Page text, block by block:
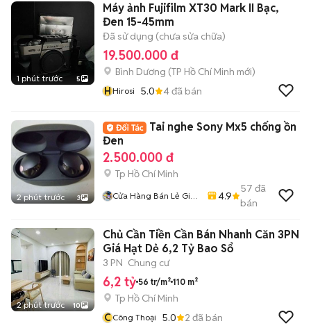
1 phút trước 5
Máy ảnh Fujifilm XT30 Mark II Bạc,
Đen 15-45mm
Đã sử dụng (chưa sửa chữa)
19.500.000 đ
Bình Dương (TP Hồ Chí Minh mới)
HHirosi 5.0 4đã bán
2 phút trước 3
Tai nghe Sony Mx5 chống ồn
Đen
2.500.000 đ
Tp Hồ Chí Minh
Cửa Hàng Bán Lẻ Giá
4.9
57 đã
bán
2 phút trước 10
Chủ Cần Tiền Cần Bán Nhanh Căn 3PN
Giá Hạt Dẻ 6,2 Tỷ Bao Sổ
3 PN Chung cư
6,2 tỷ 56 tr/m² 110 m²
Tp Hồ Chí Minh
CCông Thoại 5.0 2 đã bán